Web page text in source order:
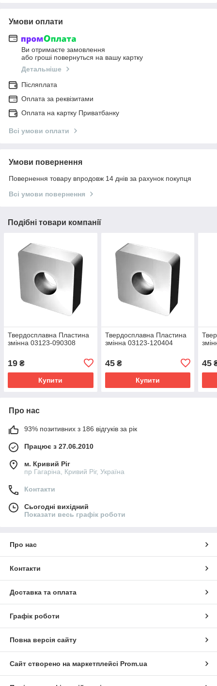
Умови оплати
Ви отримаєте замовлення
або гроші повернуться на вашу картку
Детальніше
Післяплата
Оплата за реквізитами
Оплата на картку Приватбанку
Всі умови оплати
Умови повернення
Повернення товару впродовж 14 днів за рахунок покупця
Всі умови повернення
Подібні товари компанії
Твердосплавна Пластина
змінна 03123-090308
19 ₴
Купити
Твердосплавна Пластина
змінна 03123-120404
45₴
Купити
45
Про нас
93% позитивних з 186 відгуків за рік
Працює з 27.06.2010
м. Кривий Ріг
пр Гагаріна, Кривий Ріг, Україна
Контакти
Сьогодні вихідний
Показати весь графік роботи
Про нас
Контакти
Доставка та оплата
Графік роботи
Повна версія сайту
Сайт створено на маркетплейсі Prom.ua